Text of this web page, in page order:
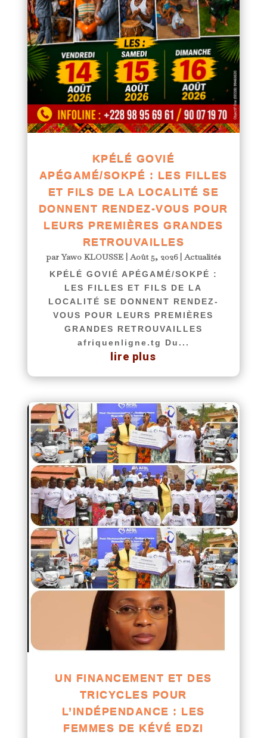
KPÉLÉ GOVIÉ
APÉGAMÉ/SOKPÉ : LES FILLES
ET FILS DE LA LOCALITÉ SE
DONNENT RENDEZ-VOUS POUR
LEURS PREMIÈRES GRANDES
RETROUVAILLES
parYawo KLOUSSE|Août 5, 2026|Actualités
KPÉLÉ GOVIÉ APÉGAMÉ/SOKPÉ :
LES FILLES ET FILS DE LA
LOCALITÉ SE DONNENT RENDEZ-
VOUS POUR LEURS PREMIÈRES
GRANDES RETROUVAILLES
afriquenligne.tg Du...
lire plus
UN FINANCEMENT ET DES
TRICYCLES POUR
L’INDÉPENDANCE : LES
FEMMES DE KÉVÉ EDZI